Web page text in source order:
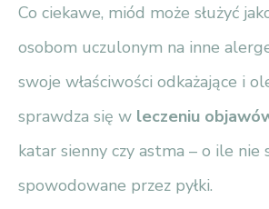
Co ciekawe, miód może służyć
osobom uczulonym na inne
swoje właściwości odkażające i
sprawdza się w leczeniu
katar sienny czy astma – o ile nie
spowodowane przez pyłki.